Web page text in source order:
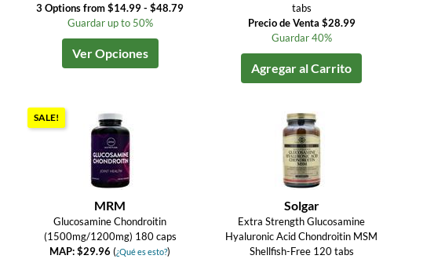
3 Options from $14.99 - $48.79
Guardar up to 50%
Ver Opciones
tabs
Precio de Venta $28.99
Guardar 40%
Agregar al Carrito
SALE!
MRM
Glucosamine Chondroitin
(1500mg/1200mg) 180 caps
MAP: $29.96(¿Qué es esto?)
Solgar
Extra Strength Glucosamine
Hyaluronic Acid Chondroitin MSM
Shellfish-Free 120 tabs